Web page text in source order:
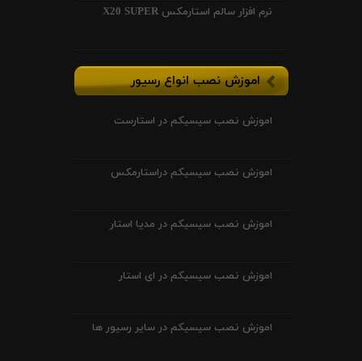
نرم افزار سالم استارمکس X20 SUPER
اموزش نصب انواع رسیور
اموزش نصب سیسیکم در استارست
اموزش نصب سیسیکم دراستارمکس
اموزش نصب سیسیکم در مدیا استار
اموزش نصب سیسیکم در ای استار
اموزش نصب سیسیکم در سایر رسیور ها